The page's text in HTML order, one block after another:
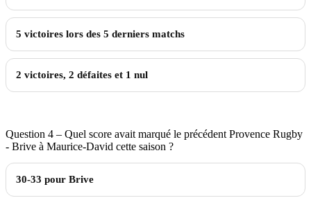
5 victoires lors des 5 derniers matchs
2 victoires, 2 défaites et 1 nul
Question 4 – Quel score avait marqué le précédent Provence Rugby
- Brive à Maurice-David cette saison ?
30-33 pour Brive